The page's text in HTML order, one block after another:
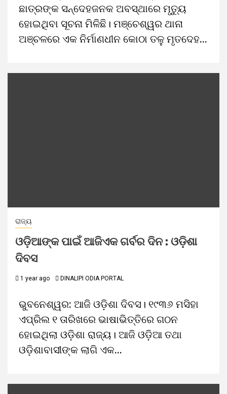
ଛାତ୍ରଙ୍କ ସନ୍ଦେହଜନକ ଅବସ୍ଥାରେ ମୃତ୍ୟୁ
ହୋଇଥିବା ସୂଚନା ମିଳିଛି। ମଞ୍ଚେଶ୍ୱର ଥାନା
ଅଞ୍ଚଳରେ ଏକ ନିର୍ମାଣଧୀନ କୋଠା ତଳୁ ମୃତଦେହ...
ରାଜ୍ୟ
ଓଡ଼ିଆଙ୍କ ପାଇଁ ଆଜିଏକ ଗର୍ବର ଦିନ : ଓଡ଼ିଶା
ଦିବସ
1 year ago DINALIPI ODIA PORTAL
ଭୁବନେଶ୍ୱର: ଆଜି ଓଡ଼ିଶା ଦିବସ। ୧୯୩୬ ମସିହା
ଏପ୍ରିଲ ୧ ତାରିଖରେ ଭାଷାଭିତ୍ତିରେ ଗଠନ
ହୋଇଥିଲା ଓଡ଼ିଶା ରାଜ୍ୟ। ଆଜି ଓଡ଼ିଆ ତଥା
ଓଡ଼ିଶାବାସୀଙ୍କ ଲାଗି ଏକ...